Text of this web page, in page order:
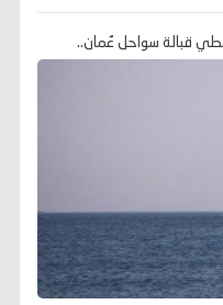
قبالة سواحل عُمان..